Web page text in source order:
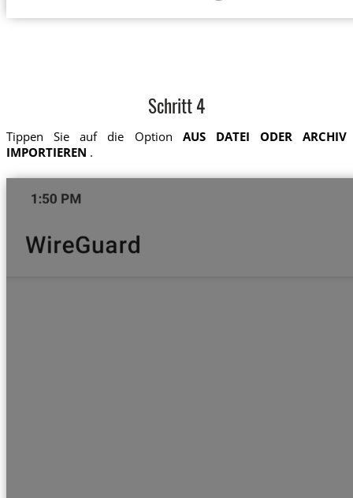
Schritt 4
Tippen Sie auf die Option AUS DATEI ODER ARCHIV
IMPORTIEREN .